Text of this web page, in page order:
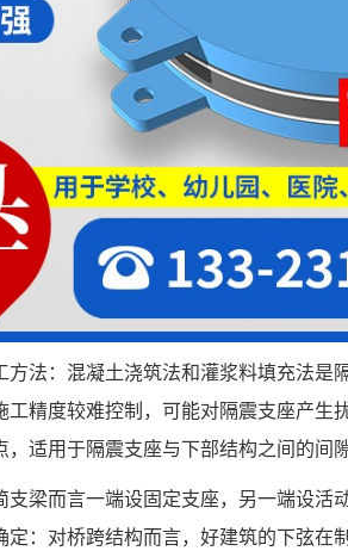
方法：混凝土浇筑法和灌浆料填充法是
工精度较难控制，可能对隔震支座产生
，适用于隔震支座与下部结构之间的间
支梁而言一端设固定支座，另一端设活
定：对桥跨结构而言，好建筑的下弦